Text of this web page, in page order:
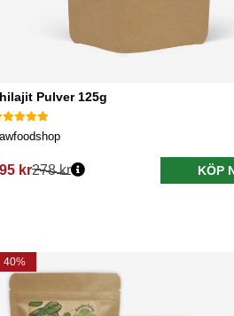
Pulver 125g
kr pris:
278 kr KÖP
40%